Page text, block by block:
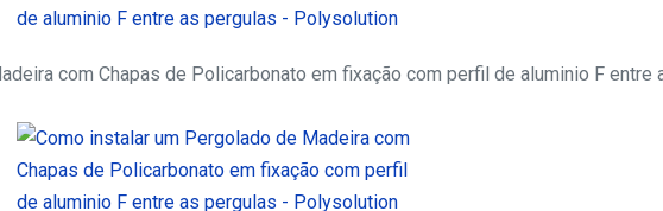
com Chapas de Policarbonato em fixação com perfil de aluminio F entre